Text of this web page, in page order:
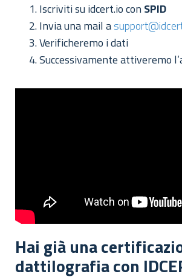
Iscriviti su idcert.io con SPID
Invia una mail a
Verificheremo i dati
Successivamente attiveremo
Hai già una
dattilografia con